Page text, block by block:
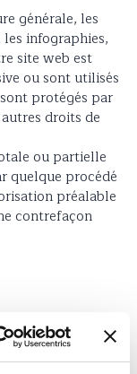
générale, les
infographies,
site web est
ou sont utilisés
protégés par
droits de
ou partielle
quelque procédé
préalable
contrefaçon
notre site web
reproduction,
web sur un